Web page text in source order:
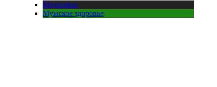
Медицина
Мужское здоровье